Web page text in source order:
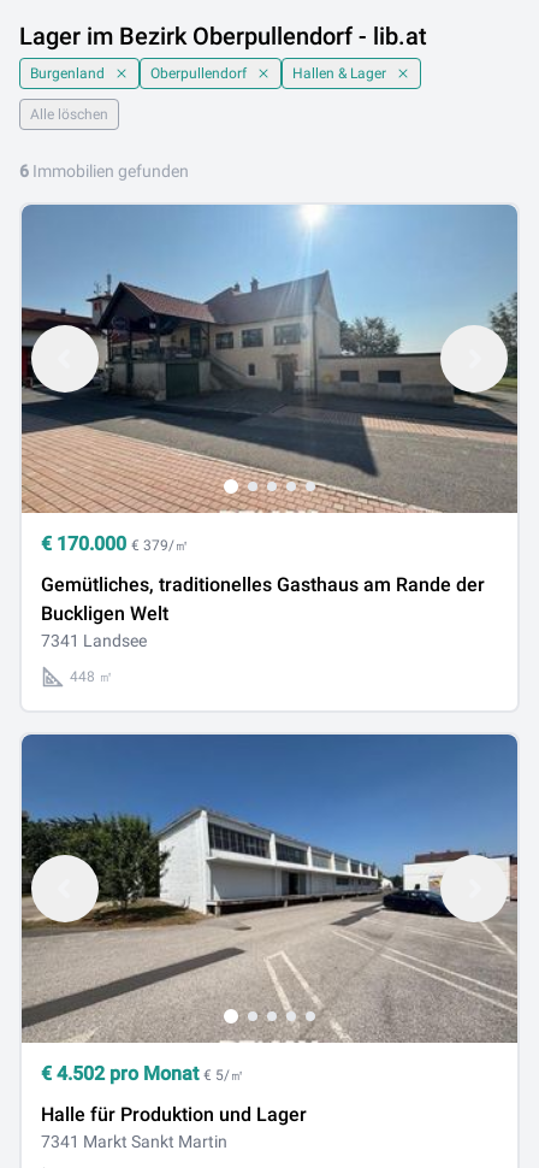
Lager im Bezirk Oberpullendorf - lib.at
Burgenland Oberpullendorf Hallen & Lager
Alle löschen
6 Immobilien gefunden
€ 170.000 € 379/㎡
Gemütliches, traditionelles Gasthaus am Rande der
Buckligen Welt
7341 Landsee
448 ㎡
€ 4.502pro Monat € 5/㎡
Halle für Produktion und Lager
7341 Markt Sankt Martin